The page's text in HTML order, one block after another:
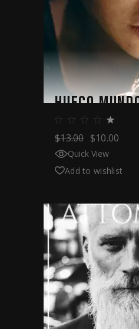
HUECO
$13.00 $10.00
Quick View
Add to wishlist